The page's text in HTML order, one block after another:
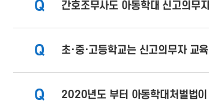
Q 간호조무사도 아동학대 신고의무
Q 초·중·고등학교는 신고의무자 교
Q 2020년도 부터 아동학대처벌법